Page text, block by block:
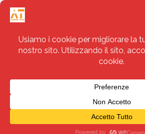
Servizi